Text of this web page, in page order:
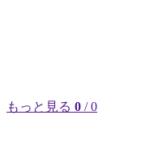
もっと見る 0 / 0